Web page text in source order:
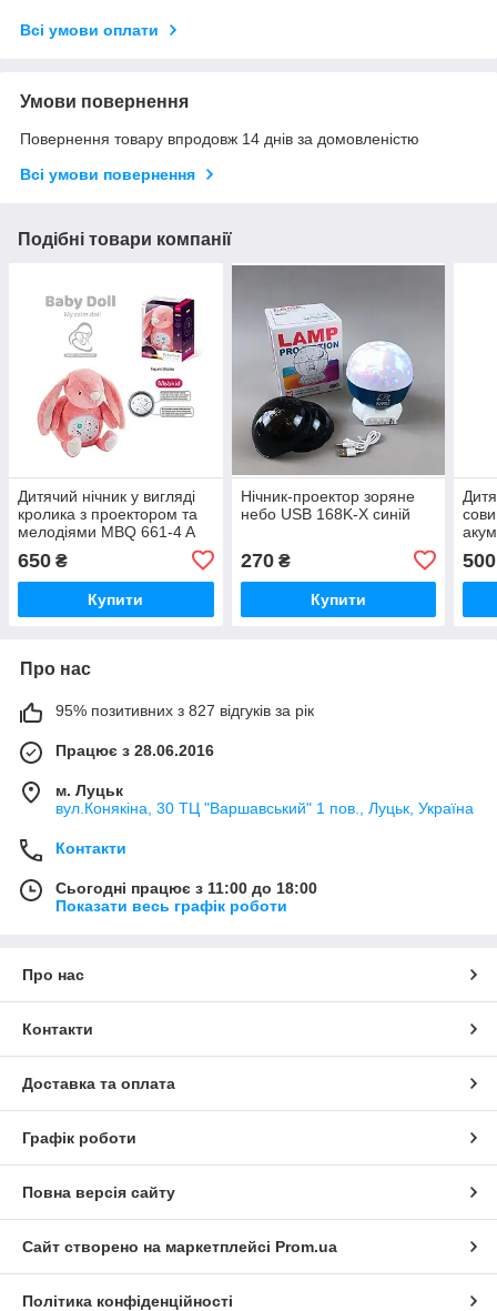
Всі умови оплати
Умови повернення
Повернення товару впродовж 14 днів за домовленістю
Всі умови повернення
Подібні товари компанії
Дитячий нічник у вигляді
кролика з проектором та
мелодіями MBQ 661-4 A
650 ₴
Купити
Нічник-проектор зоряне
небо USB 168K-X синій
270₴
Купити
500
Про нас
95% позитивних з 827 відгуків за рік
Працює з 28.06.2016
м. Луцьк
вул.Конякіна, 30 ТЦ "Варшавський" 1 пов., Луцьк, Україна
Контакти
Сьогодні працює з 11:00 до 18:00
Показати весь графік роботи
Про нас
Контакти
Доставка та оплата
Графік роботи
Повна версія сайту
Сайт створено на маркетплейсі Prom.ua
Політика конфіденційності